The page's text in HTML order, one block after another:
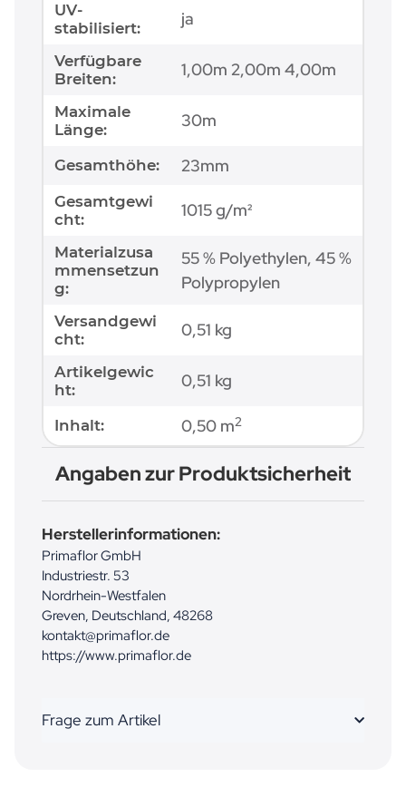
UV-
stabilisiert:
ja
Verfügbare
Breiten:
1,00m 2,00m 4,00m
Maximale
Länge:
30m
Gesamthöhe: 23mm
Gesamtgewi
cht:
1015 g/m²
Materialzusa
mmensetzun
g:
55 % Polyethylen, 45 %
Polypropylen
Versandgewi
cht:
0,51 kg
Artikelgewic
ht:
0,51 kg
Inhalt: 0,50 m2
Angaben zur Produktsicherheit
Herstellerinformationen:
Primaflor GmbH
Industriestr. 53
Nordrhein-Westfalen
Greven, Deutschland, 48268
kontakt@primaflor.de
https://www.primaflor.de
Frage zum Artikel